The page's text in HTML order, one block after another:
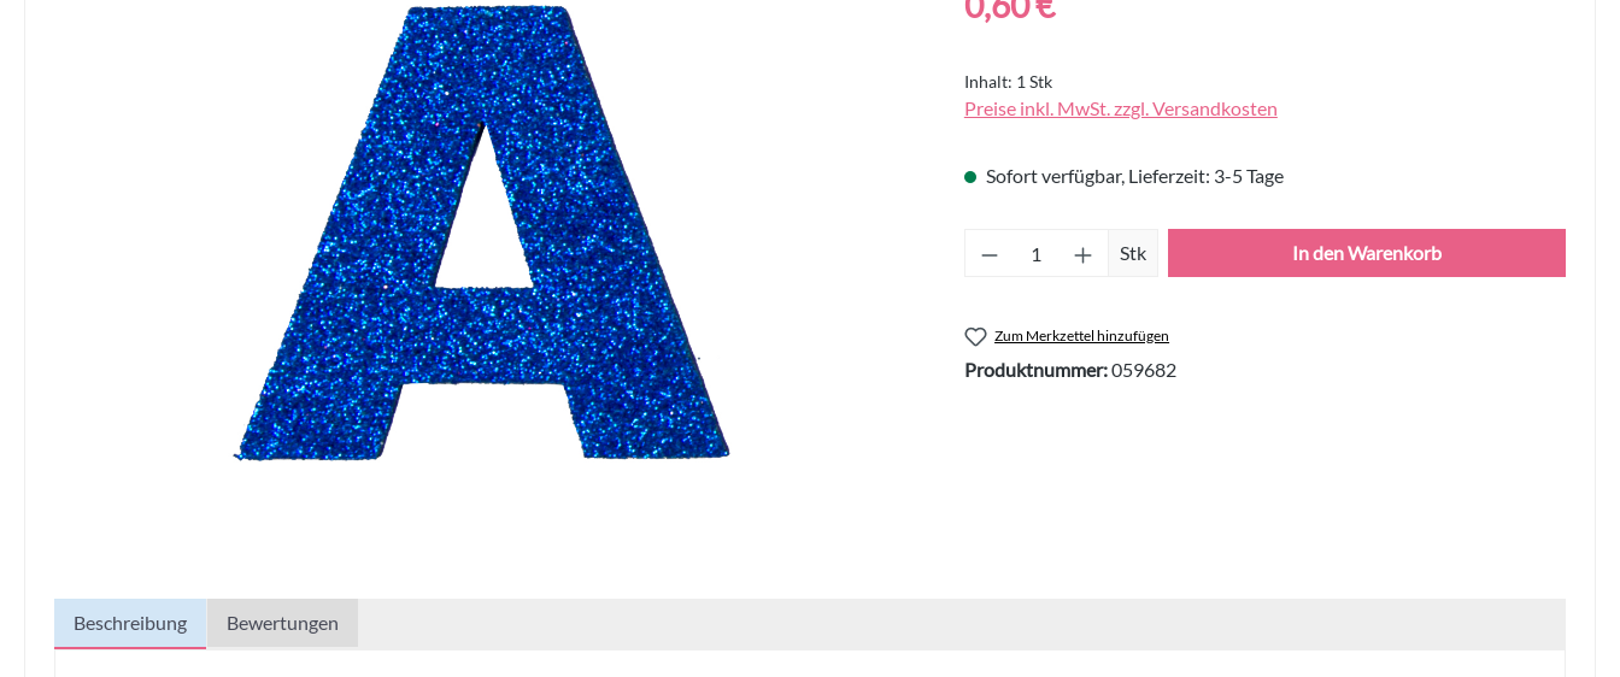
Inhalt: 1 Stk
Preise inkl. MwSt. zzgl. Versandkosten
Sofort verfügbar, Lieferzeit: 3-5 Tage
Produkt Anzahl: Gib den gewünschten Wert ein
Stk In den Warenkorb
Zum Merkzettel hinzufügen
Produktnummer:059682
Beschreibung Bewertungen